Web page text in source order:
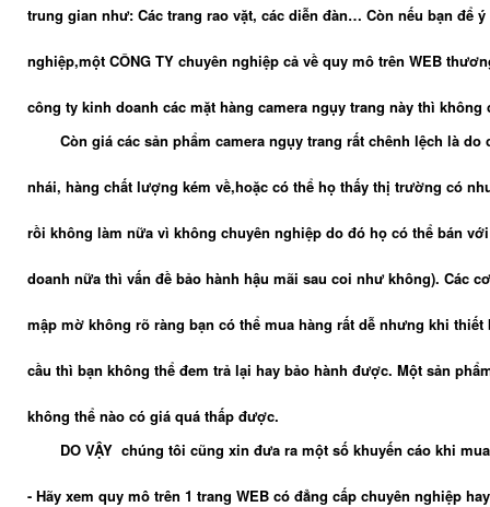
trung gian như: Các trang rao vặt, các diễn đàn… Còn nếu bạn để
nghiệp,một CÔNG TY chuyên nghiệp cả về quy mô trên WEB
công ty kinh doanh các mặt hàng camera ngụy trang này thì không
Còn giá các sản phẩm camera ngụy trang rất chênh lệch là
nhái, hàng chất lượng kém về,hoặc có thể họ thấy thị trường có
rồi không làm nữa vì không chuyên nghiệp do đó họ có thể bán
doanh nữa thì vấn đề bảo hành hậu mãi sau coi như không). Các
mập mờ không rõ ràng bạn có thể mua hàng rất dễ nhưng khi
cầu thì bạn không thể đem trả lại hay bảo hành được. Một sản
không thể nào có giá quá thấp được.
DO VẬY chúng tôi cũng xin đưa ra một số khuyến cáo khi
- Hãy xem quy mô trên 1 trang WEB có đẳng cấp chuyên nghiệp